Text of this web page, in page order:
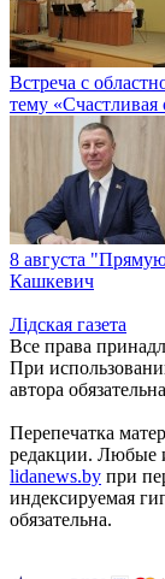
Встреча с
тему «Счастливая
8 августа
Кашкевич
Лiдская газета
Все права
При
автора
Перепечатка
редакции. Любые
lidanews.by при
индексируемая
обязательна.